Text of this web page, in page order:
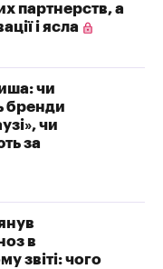
партнерств, а
і ясла
чи
бренди
чи
за
в
звіті: чого